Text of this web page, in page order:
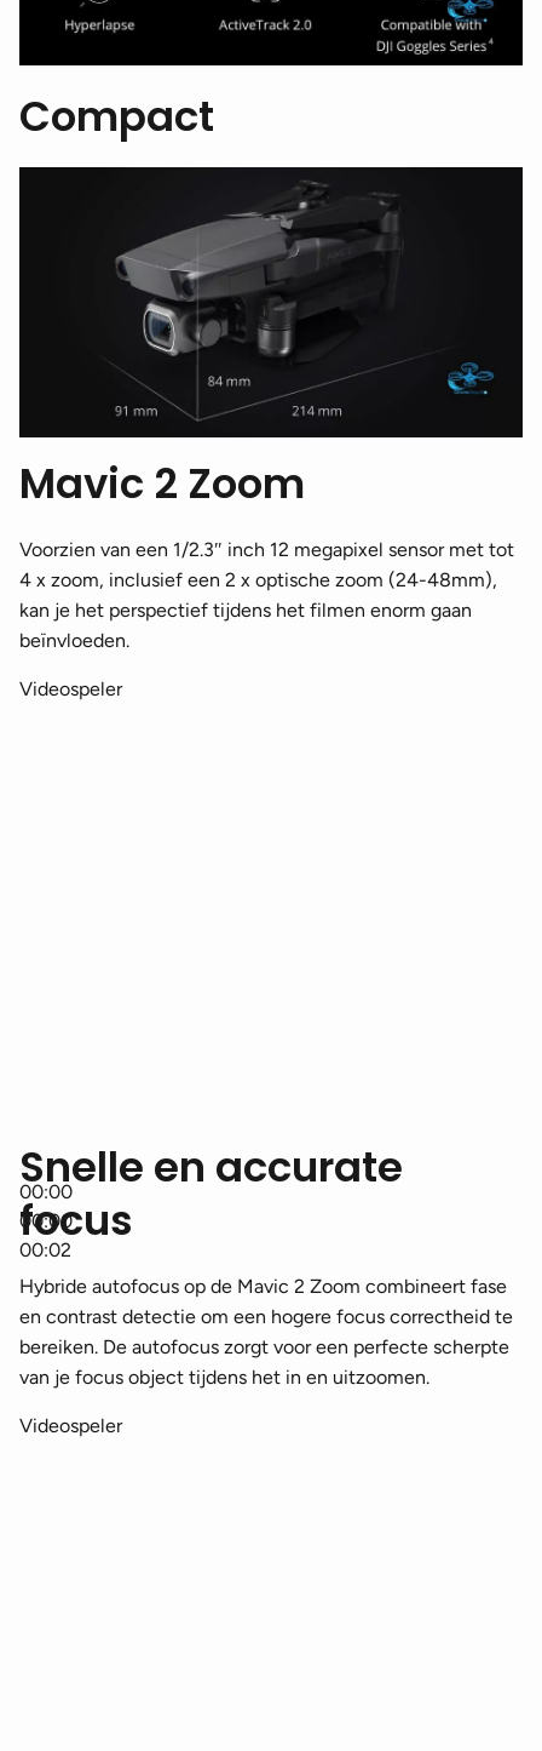
Compact
Mavic 2 Zoom
Voorzien van een 1/2.3″ inch 12 megapixel sensor met tot
4 x zoom, inclusief een 2 x optische zoom (24-48mm),
kan je het perspectief tijdens het filmen enorm gaan
beïnvloeden.
Videospeler
00:00
00:00
00:02
Snelle en accurate
focus
Hybride autofocus op de Mavic 2 Zoom combineert fase
en contrast detectie om een hogere focus correctheid te
bereiken. De autofocus zorgt voor een perfecte scherpte
van je focus object tijdens het in en uitzoomen.
Videospeler